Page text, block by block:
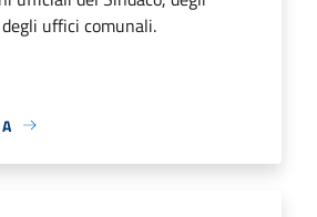
uffici comunali.